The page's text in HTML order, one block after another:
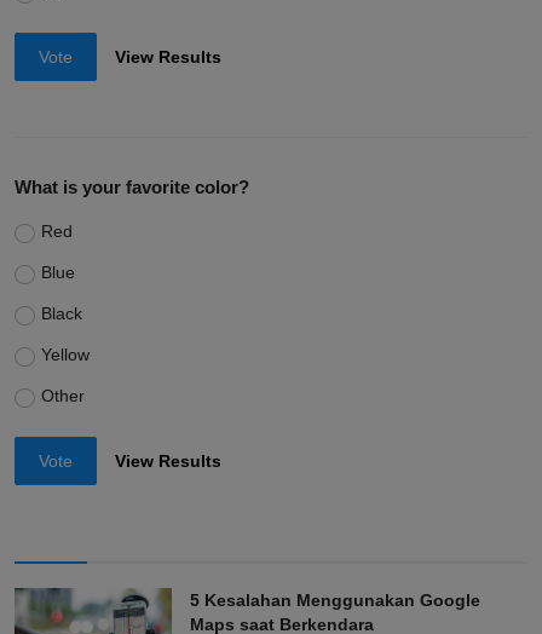
Vote View Results
What is your favorite color?
Red
Blue
Black
Yellow
Other
Vote View Results
5 Kesalahan Menggunakan Google
Maps saat Berkendara